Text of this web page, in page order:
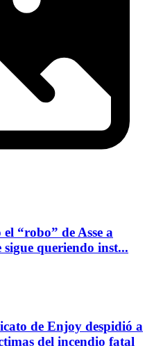
“robo” de Asse a
queriendo inst...
de Enjoy despidió a
del incendio fatal